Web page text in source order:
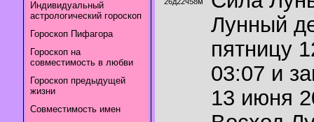
Индивидуальный
астрологический гороскоп
Гороскоп Пифагора
Гороскоп на
совместимость в любви
Гороскоп предыдущей
жизни
Совместимость имен
Лунный
пятницу
03:07 и
13 июня